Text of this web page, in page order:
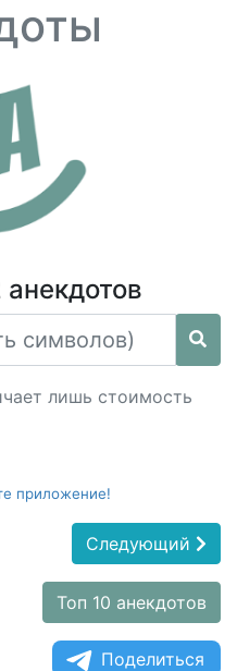
анекдотов
лишь стоимость
приложение!
Следующий
Топ 10 анекдотов
Поделиться